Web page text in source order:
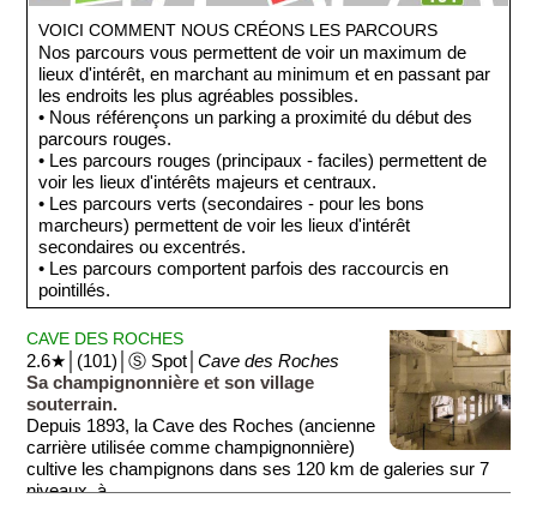
VOICI COMMENT NOUS CRÉONS LES PARCOURS
Nos parcours vous permettent de voir un maximum de
lieux d'intérêt, en marchant au minimum et en passant par
les endroits les plus agréables possibles.
• Nous référençons un parking a proximité du début des
parcours rouges.
• Les parcours rouges (principaux - faciles) permettent de
voir les lieux d'intérêts majeurs et centraux.
• Les parcours verts (secondaires - pour les bons
marcheurs) permettent de voir les lieux d'intérêt
secondaires ou excentrés.
• Les parcours comportent parfois des raccourcis en
pointillés.
CAVE DES ROCHES
2.6★│(101)│Ⓢ Spot│Cave des Roches
Sa champignonnière et son village
souterrain.
Depuis 1893, la Cave des Roches (ancienne
carrière utilisée comme champignonnière)
cultive les champignons dans ses 120 km de galeries sur 7
niveaux, à...